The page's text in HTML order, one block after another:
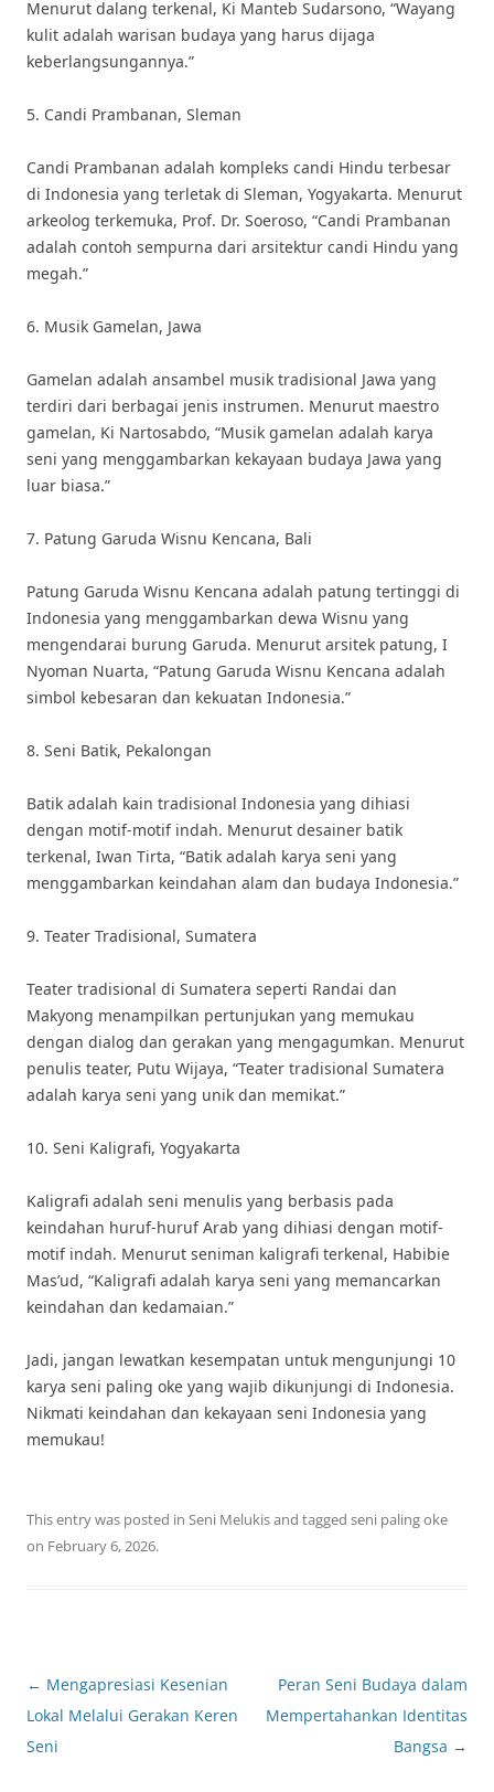
Menurut dalang terkenal, Ki Manteb Sudarsono, “Wayang
kulit adalah warisan budaya yang harus dijaga
keberlangsungannya.”
5. Candi Prambanan, Sleman
Candi Prambanan adalah kompleks candi Hindu terbesar
di Indonesia yang terletak di Sleman, Yogyakarta. Menurut
arkeolog terkemuka, Prof. Dr. Soeroso, “Candi Prambanan
adalah contoh sempurna dari arsitektur candi Hindu yang
megah.”
6. Musik Gamelan, Jawa
Gamelan adalah ansambel musik tradisional Jawa yang
terdiri dari berbagai jenis instrumen. Menurut maestro
gamelan, Ki Nartosabdo, “Musik gamelan adalah karya
seni yang menggambarkan kekayaan budaya Jawa yang
luar biasa.”
7. Patung Garuda Wisnu Kencana, Bali
Patung Garuda Wisnu Kencana adalah patung tertinggi di
Indonesia yang menggambarkan dewa Wisnu yang
mengendarai burung Garuda. Menurut arsitek patung, I
Nyoman Nuarta, “Patung Garuda Wisnu Kencana adalah
simbol kebesaran dan kekuatan Indonesia.”
8. Seni Batik, Pekalongan
Batik adalah kain tradisional Indonesia yang dihiasi
dengan motif-motif indah. Menurut desainer batik
terkenal, Iwan Tirta, “Batik adalah karya seni yang
menggambarkan keindahan alam dan budaya Indonesia.”
9. Teater Tradisional, Sumatera
Teater tradisional di Sumatera seperti Randai dan
Makyong menampilkan pertunjukan yang memukau
dengan dialog dan gerakan yang mengagumkan. Menurut
penulis teater, Putu Wijaya, “Teater tradisional Sumatera
adalah karya seni yang unik dan memikat.”
10. Seni Kaligrafi, Yogyakarta
Kaligrafi adalah seni menulis yang berbasis pada
keindahan huruf-huruf Arab yang dihiasi dengan motif-
motif indah. Menurut seniman kaligrafi terkenal, Habibie
Mas’ud, “Kaligrafi adalah karya seni yang memancarkan
keindahan dan kedamaian.”
Jadi, jangan lewatkan kesempatan untuk mengunjungi 10
karya seni paling oke yang wajib dikunjungi di Indonesia.
Nikmati keindahan dan kekayaan seni Indonesia yang
memukau!
This entry was posted in Seni Melukisand tagged seni paling oke
on February 6, 2026.
Post
navigation
← Mengapresiasi Kesenian
Lokal Melalui Gerakan Keren
Seni
Peran Seni Budaya dalam
Mempertahankan Identitas
Bangsa →